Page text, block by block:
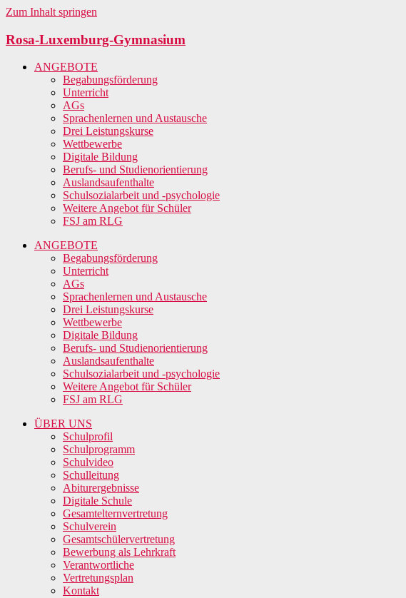
Zum Inhalt springen
Rosa-Luxemburg-Gymnasium
ANGEBOTE
Begabungsförderung
Unterricht
AGs
Sprachenlernen und Austausche
Drei Leistungskurse
Wettbewerbe
Digitale Bildung
Berufs- und Studienorientierung
Auslandsaufenthalte
Schulsozialarbeit und -psychologie
Weitere Angebot für Schüler
FSJ am RLG
ANGEBOTE
Begabungsförderung
Unterricht
AGs
Sprachenlernen und Austausche
Drei Leistungskurse
Wettbewerbe
Digitale Bildung
Berufs- und Studienorientierung
Auslandsaufenthalte
Schulsozialarbeit und -psychologie
Weitere Angebot für Schüler
FSJ am RLG
ÜBER UNS
Schulprofil
Schulprogramm
Schulvideo
Schulleitung
Abiturergebnisse
Digitale Schule
Gesamtelternvertretung
Schulverein
Gesamtschülervertretung
Bewerbung als Lehrkraft
Verantwortliche
Vertretungsplan
Kontakt